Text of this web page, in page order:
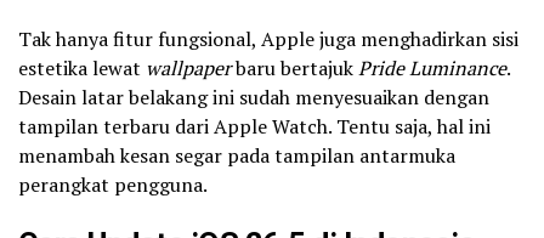
Tak hanya fitur fungsional, Apple juga menghadirkan sisi
estetika lewat wallpaperbaru bertajukPride Luminance.
Desain latar belakang ini sudah menyesuaikan dengan
tampilan terbaru dari Apple Watch. Tentu saja, hal ini
menambah kesan segar pada tampilan antarmuka
perangkat pengguna.